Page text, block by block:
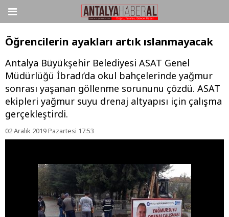
Öğrencilerin ayakları artık ıslanmayacak
Antalya Büyükşehir Belediyesi ASAT Genel
Müdürlüğü İbradı’da okul bahçelerinde yağmur
sonrası yaşanan göllenme sorununu çözdü. ASAT
ekipleri yağmur suyu drenaj altyapısı için çalışma
gerçekleştirdi.
02 Aralık 2019 Pazartesi 17:53